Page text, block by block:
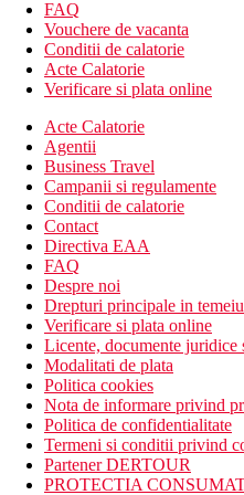
Mese
Mic dejun
Bufet mic dejun.
Demipensiune
Mic dejun si cina tip
Categoria oficiala
4 stele
Nota
In Grecia, trebuie sa
Taxa turistica
Incepand cu 2025, in
statiune in Grecia sunt
Distanţe
300 m
Centrul orasului
0 m
Distanta pana la plaja
FAQ
Vouchere de vacanta
Conditii de calatorie
Acte Calatorie
Verificare si plata online
Acte Calatorie
Agentii
Business Travel
Campanii si regulamente
Conditii de calatorie
Contact
Directiva EAA
FAQ
Despre noi
Drepturi principale in
Verificare si plata online
Licente, documente juridice
Modalitati de plata
Politica cookies
Nota de informare privind
Politica de confidentialitate
Termeni si conditii privind
Partener DERTOUR
PROTECTIA